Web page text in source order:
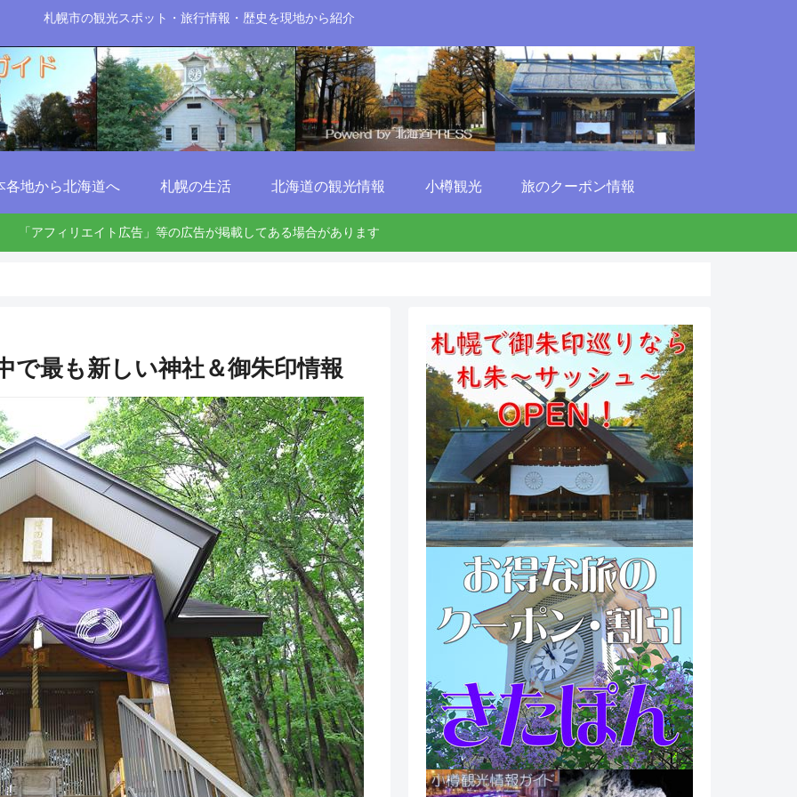
札幌市の観光スポット・旅行情報・歴史を現地から紹介
各地から北海道へ 札幌の生活 北海道の観光情報 小樽観光 旅のクーポン情報
「アフィリエイト広告」等の広告が掲載してある場合があります
で最も新しい神社＆御朱印情報